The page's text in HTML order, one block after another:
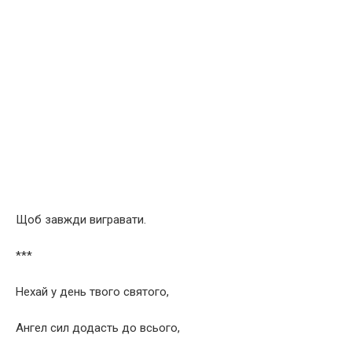
Щоб завжди вигравати.
***
Нехай у день твого святого,
Ангел сил додасть до всього,